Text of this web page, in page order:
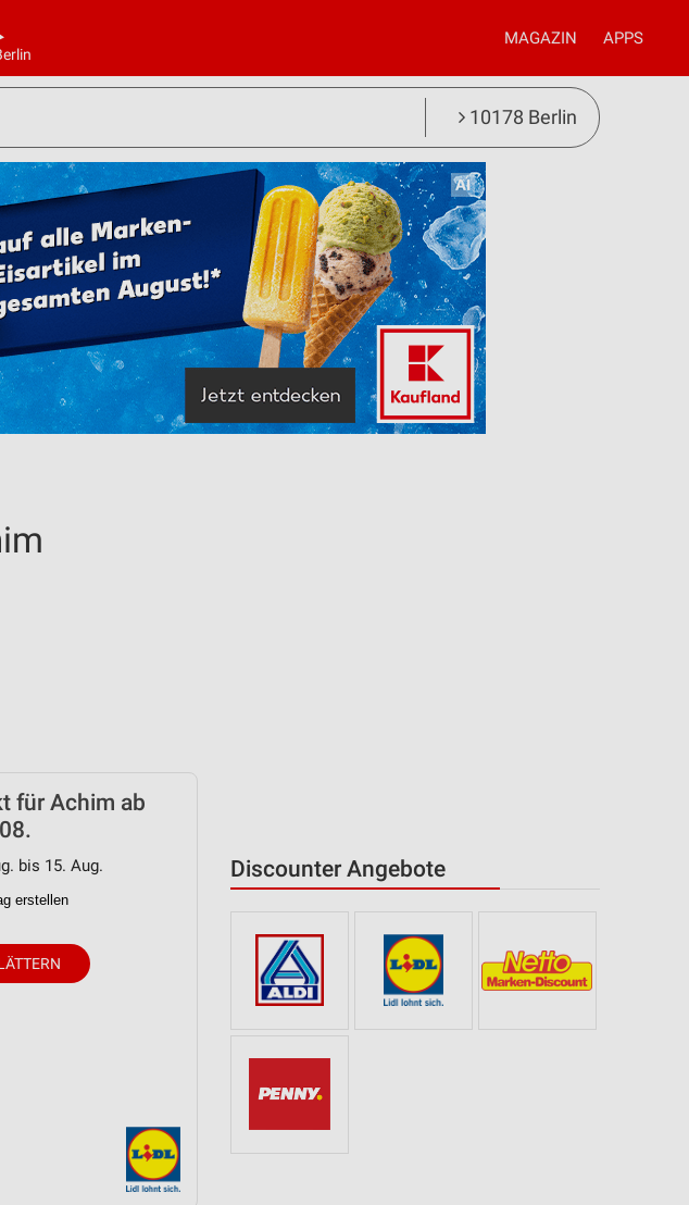
MAGAZIN APPS
10178 Berlin
Discounter Angebote
für Achim ab
bis 15. Aug.
erstellen